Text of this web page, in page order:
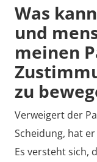
Was
und
meinen
zu
Verweigert der
Scheidung, hat
Es versteht sich,